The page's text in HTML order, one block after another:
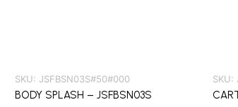
SKU: JSFBSN03S#50#000
BODY SPLASH – JSFBSN03S
SKU: